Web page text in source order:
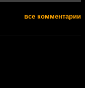
все комментарии